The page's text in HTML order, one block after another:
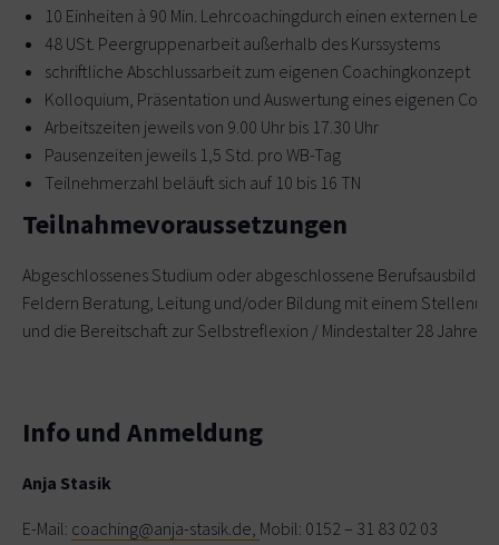
10 Einheiten à 90 Min. Lehrcoachingdurch einen externen
48 USt. Peergruppenarbeit außerhalb des Kurssystems
schriftliche Abschlussarbeit zum eigenen Coachingkonzept
Kolloquium, Präsentation und Auswertung eines eigenen
Arbeitszeiten jeweils von 9.00 Uhr bis 17.30 Uhr
Pausenzeiten jeweils 1,5 Std. pro WB-Tag
Teilnehmerzahl beläuft sich auf 10 bis 16 TN
Teilnahmevoraussetzungen
Abgeschlossenes Studium oder abgeschlossene
Feldern Beratung, Leitung und/oder Bildung mit einem
und die Bereitschaft zur Selbstreflexion / Mindestalter 28 Jahre /
Info und Anmeldung
Anja Stasik
E-Mail: coaching@anja-stasik.de, Mobil: 0152 – 31 83 02 03